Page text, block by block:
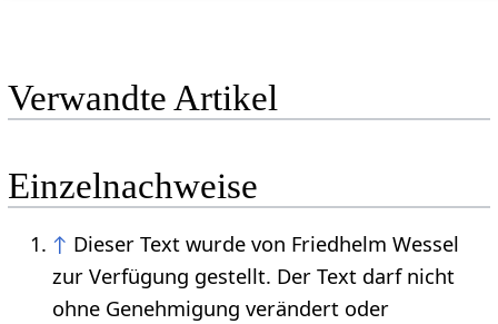
Verwandte Artikel
Einzelnachweise
↑ Dieser Text wurde von Friedhelm Wessel
zur Verfügung gestellt. Der Text darf nicht
ohne Genehmigung verändert oder